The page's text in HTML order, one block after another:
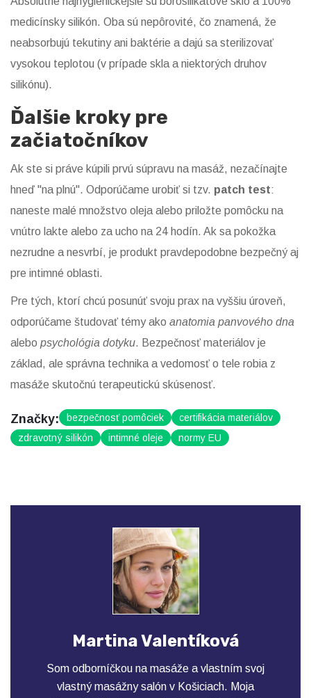
medicínsky silikón. Oba sú nepôrovité, čo znamená, že
neabsorbujú tekutiny ani baktérie a dajú sa sterilizovať
vysokou teplotou (v prípade skla a niektorých druhov
silikónu).
Ďalšie kroky pre
začiatočníkov
Ak ste si práve kúpili prvú súpravu na masáž, nezačínajte
hneď "na plnú". Odporúčame urobiť si tzv. patch test:
naneste malé množstvo oleja alebo priložte pomôcku na
vnútro lakte alebo za ucho na 24 hodín. Ak sa pokožka
nezrudne a nesvrbí, je produkt pravdepodobne bezpečný aj
pre intimné oblasti.
Pre tých, ktorí chcú posunúť svoju prax na vyššiu úroveň,
odporúčame študovať témy ako anatomia panvového dna
alebo psychológia dotyku. Bezpečnosť materiálov je
základ, ale správna technika a vedomosť o tele robia z
masáže skutočnú terapeutickú skúsenosť.
Značky: bezpečnosť pomôciek
certifikácia materiálov
zdravotný silikón
intimné oleje normy EU
Martina Valentíková
Som odborníčkou na masáže a vlastním svoj
vlastný masážny salón v Košiciach. Moja